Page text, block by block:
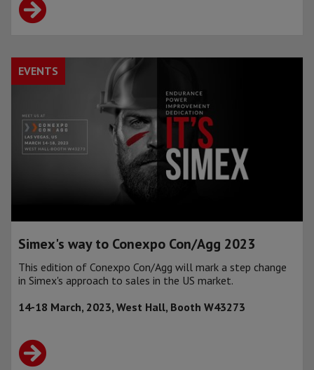
Simex's way to Conexpo Con/Agg 2023
This edition of Conexpo Con/Agg will mark a step change
in Simex's approach to sales in the US market.
14-18 March, 2023, West Hall, Booth W43273
EVENTS